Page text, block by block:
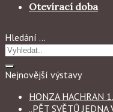
Otevírací doba
Hledání …
Nejnovější výstavy
HONZA HACHRAN
„PĚT SVĚTŮ